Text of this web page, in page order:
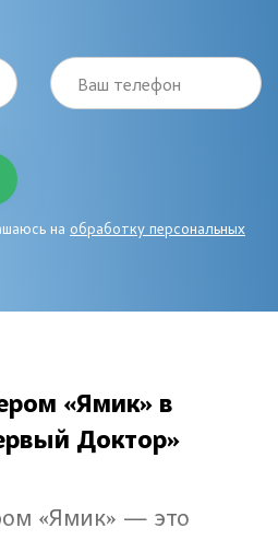
Ваш телефон
на обработку персональных
«Ямик» в
Доктор»
«Ямик» — это